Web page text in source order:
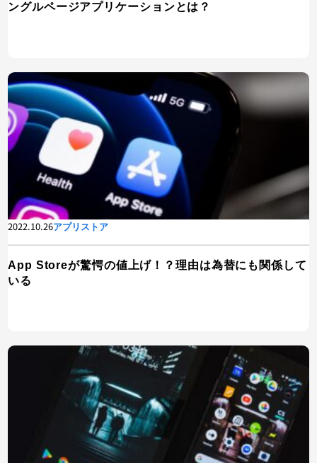
ングルページアプリケーションとは？
2022.10.26アプリストア
App Storeが驚愕の値上げ！？理由は為替にも関係して
いる